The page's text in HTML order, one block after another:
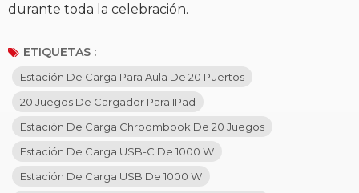
durante toda la celebración.
ETIQUETAS :
Estación De Carga Para Aula De 20 Puertos
20 Juegos De Cargador Para IPad
Estación De Carga Chroombook De 20 Juegos
Estación De Carga USB-C De 1000 W
Estación De Carga USB De 1000 W